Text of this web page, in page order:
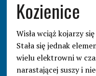
Kozienice
Wisła wciąż kojarzy
Stała się jednak
wielu elektrowni w
narastającej suszy i